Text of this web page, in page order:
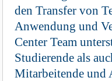
den Transfer von
Anwendung und
Center Team
Studierende als
Mitarbeitende und